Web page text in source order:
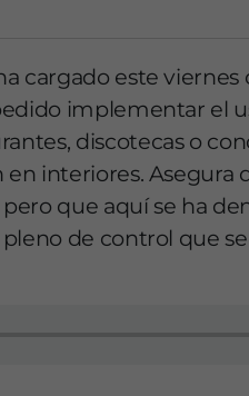
cargado este viernes
implementar el
discotecas o
interiores. Asegura
que aquí se ha
de control que